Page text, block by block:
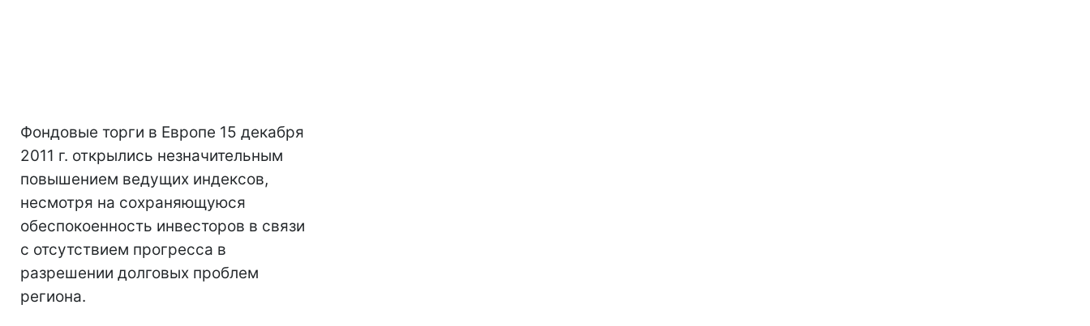
Фондовые торги в Европе 15 декабря
2011 г. открылись незначительным
повышением ведущих индексов,
несмотря на сохраняющуюся
обеспокоенность инвесторов в связи
с отсутствием прогресса в
разрешении долговых проблем
региона.